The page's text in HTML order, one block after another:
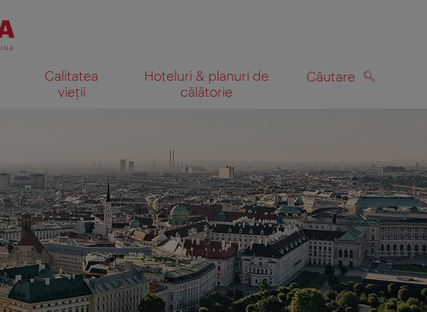
Calitatea
vieții
Hoteluri & planuri de
călătorie
Căutare